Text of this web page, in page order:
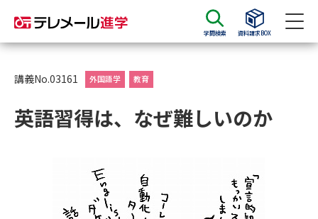
学問検索 資料請求BOX
資料請求
大学・短大の資料種類から請求
総合型選抜・学校推薦型選抜 募
集要項＆願書
大学入学共通テスト利用選抜の
募集要項＆願書
講義No.03161 外国語学 教育
英語習得は、なぜ難しいのか